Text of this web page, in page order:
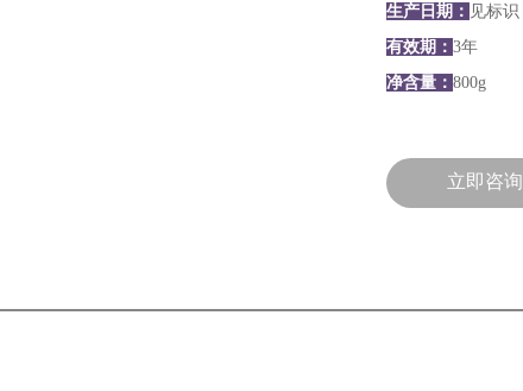
生产日期： 见标识
有效期： 3年
净含量： 800g
立即咨询